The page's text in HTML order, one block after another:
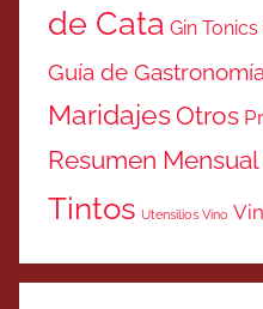
de Cata Gin Tonics
Guía de Gastronomía
MaridajesOtros
Resumen Mensual
Tintos Utensilios Vino